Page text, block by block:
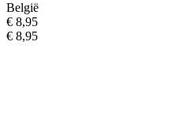
België
€ 8,95
€ 8,95